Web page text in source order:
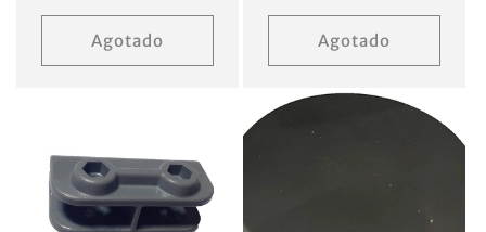
Agotado
habitual
Agotado